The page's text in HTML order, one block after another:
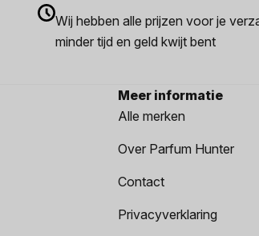
Wij hebben alle prijzen voor je
minder tijd en geld kwijt bent
Meer informatie
Alle merken
Over Parfum Hunter
Contact
Privacyverklaring